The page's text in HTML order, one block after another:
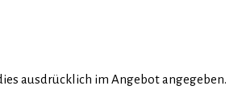
ausdrücklich im Angebot angegeben.